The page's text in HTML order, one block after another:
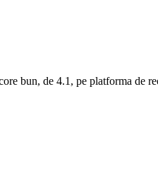
bun, de 4.1, pe platforma de